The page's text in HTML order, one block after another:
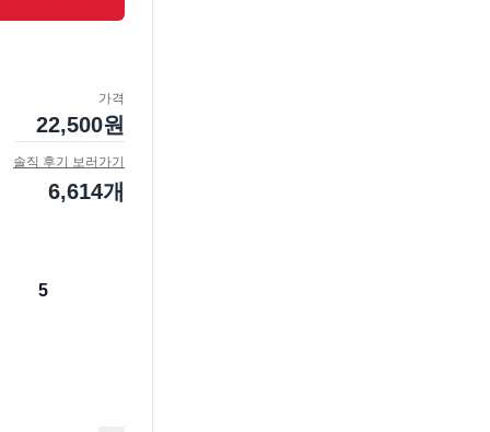
가격
22,500원
솔직 후기 보러가기
6,614개
5